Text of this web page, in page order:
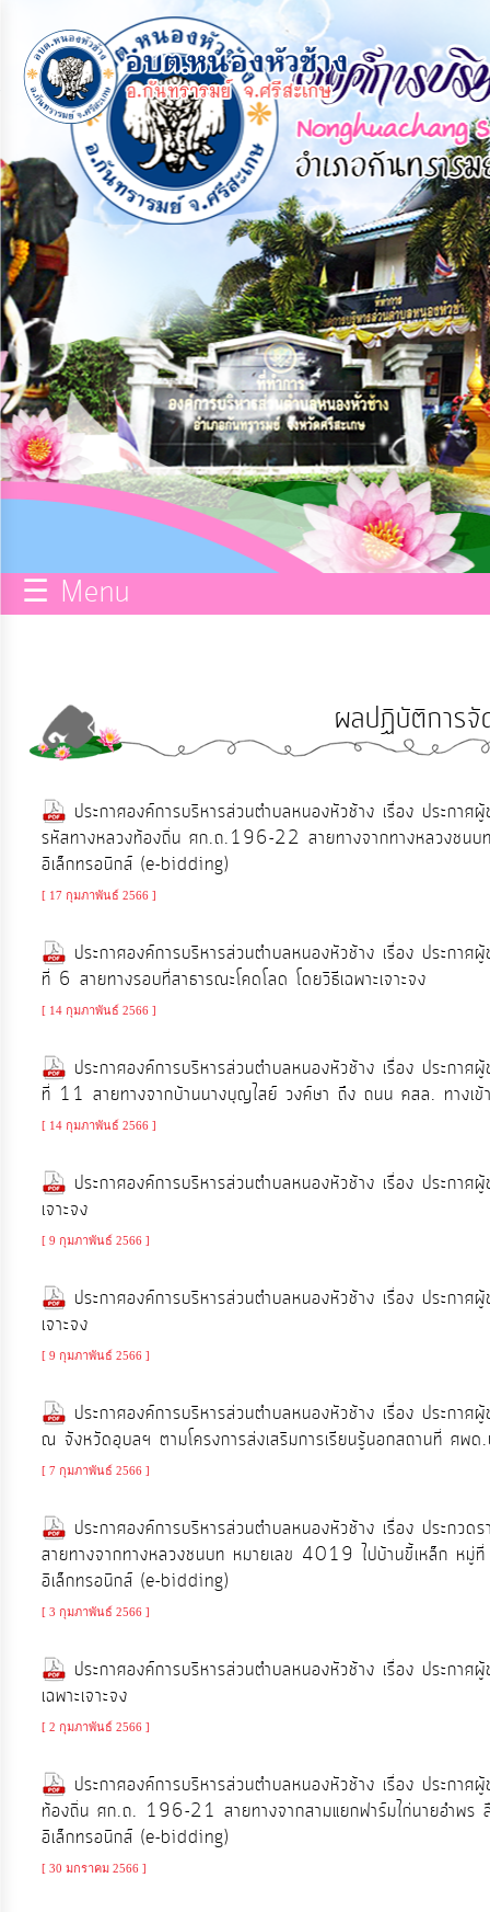
หน้า
หลัก
ข้อมูล
พื้น
ฐาน
บุคลากร
แผน
ยุทธศาสตร์
ข่าวสาร
ITA
e-
Service
Q&A
การ
จัดการ
ความ
การ
งาน
การ
ให้
บริการ
ใช้
จ่าย
งบ
ประจำ
ปี
การ
บริหาร
และ
ทรัพยากร
บุคคล
การ
จัด
☰ Menu
ผลปฏิบัติการจั
ประกาศองค์การบริหารส่วนตำบลหนองหัวช้าง เรื่อง ประกาศ
รหัสทางหลวงท้องถิ่น ศก.ถ.196-22 สายทางจากทางหลวงชน
อิเล็กทรอนิกส์ (e-bidding)
[ 17 กุมภาพันธ์ 2566 ]
ประกาศองค์การบริหารส่วนตำบลหนองหัวช้าง เรื่อง ประกา
ที่ 6 สายทางรอบที่สาธารณะโคดโลด โดยวิธีเฉพาะเจาะจง
[ 14 กุมภาพันธ์ 2566 ]
ประกาศองค์การบริหารส่วนตำบลหนองหัวช้าง เรื่อง ประกา
ที่ 11 สายทางจากบ้านนางบุญไสย์ วงค์ษา ถึง ถนน คสล. ทางเข้า
[ 14 กุมภาพันธ์ 2566 ]
ประกาศองค์การบริหารส่วนตำบลหนองหัวช้าง เรื่อง ประกา
เจาะจง
[ 9 กุมภาพันธ์ 2566 ]
ประกาศองค์การบริหารส่วนตำบลหนองหัวช้าง เรื่อง ประกา
เจาะจง
[ 9 กุมภาพันธ์ 2566 ]
ประกาศองค์การบริหารส่วนตำบลหนองหัวช้าง เรื่อง ประกาศ
ณ จังหวัดอุบลฯ ตามโครงการส่งเสริมการเรียนรู้นอกสถานที่ ศพ
[ 7 กุมภาพันธ์ 2566 ]
ประกาศองค์การบริหารส่วนตำบลหนองหัวช้าง เรื่อง ประ
สายทางจากทางหลวงชนบท หมายเลข 4019 ไปบ้านขี้เหล็ก หมู่
อิเล็กทรอนิกส์ (e-bidding)
[ 3 กุมภาพันธ์ 2566 ]
ประกาศองค์การบริหารส่วนตำบลหนองหัวช้าง เรื่อง ประกา
เฉพาะเจาะจง
[ 2 กุมภาพันธ์ 2566 ]
ประกาศองค์การบริหารส่วนตำบลหนองหัวช้าง เรื่อง ประกา
ท้องถิ่น ศก.ถ. 196-21 สายทางจากสามแยกฟาร์มไก่นายอำพร
อิเล็กทรอนิกส์ (e-bidding)
[ 30 มกราคม 2566 ]